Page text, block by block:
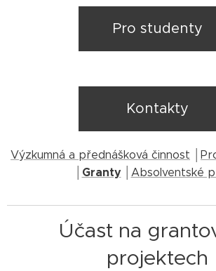
Pro studenty
Kontakty
Výzkumná a přednášková činnost
Granty Absolventské
Účast na
projektech